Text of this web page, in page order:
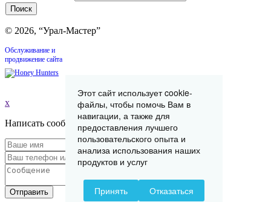
© 2026, “Урал-Мастер”
Обслуживание и
продвижение сайта
x
Написать сообщение
Отправить
Этот сайт использует cookie-
файлы, чтобы помочь Вам в
навигации, а также для
предоставления лучшего
пользовательского опыта и
анализа использования наших
продуктов и услуг
Принять Отказаться